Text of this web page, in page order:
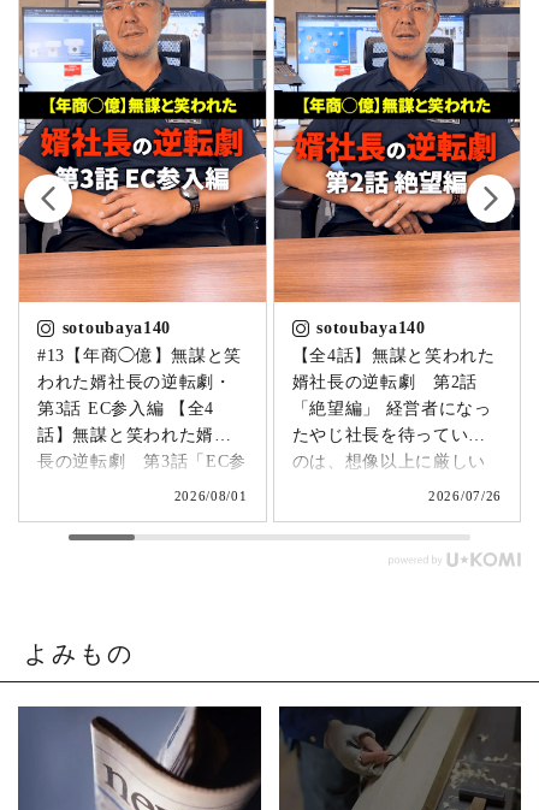
sotoubaya140
#13【年商◯億】無謀と笑
われた婿社長の逆転劇・
第3話 EC参入編 【全4
話】無謀と笑われた婿社
長の逆転劇 第3話「EC参
たやじ社長が下した決断
のの、社員も同業者も、
いたそうです。 それで
も、ダメ元で始めた初め
てのネットショップ運
2026/08/01
sotoubaya140
【全4話】無謀と笑われた
婿社長の逆転劇 第2話
「絶望編」 経営者になっ
たやじ社長を待っていた
のは、想像以上に厳しい
経営者になったものの、
何をすればいいのか分か
た。 「このままではダメ
だ。」 そう思い、やじ社
長はお寺への飛び込み営
業を始めます。 しかし、1
2026/07/26
よみもの